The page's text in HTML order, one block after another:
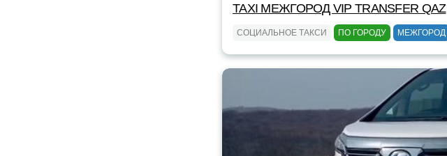
TAXI МЕЖГОРОД VIP TRANSFER QАZ
СОЦИАЛЬНОЕ ТАКСИ ПО ГОРОДУ МЕЖГОРОД